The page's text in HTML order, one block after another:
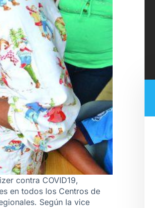
contra COVID19,
en todos los Centros de
Según la vice